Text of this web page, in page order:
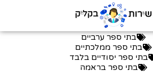
בתי ספר ערביים
בתי ספר ממלכתיים
בתי ספר יסודיים בלבד
בתי ספר בראמה